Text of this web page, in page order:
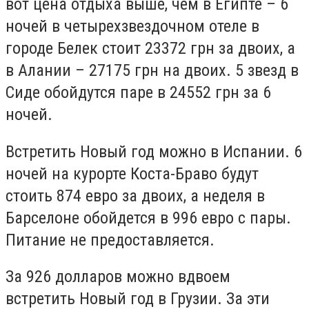
вот цена отдыха выше, чем в Египте – 6
ночей в четырехзвездочном отеле в
городе Белек стоит 23372 грн за двоих, а
в Алании – 27175 грн на двоих. 5 звезд в
Сиде обойдутся паре в 24552 грн за 6
ночей.
Встретить Новый год можно в Испании. 6
ночей на курорте Коста-Браво будут
стоить 874 евро за двоих, а неделя в
Барселоне обойдется в 996 евро с пары.
Питание не предоставляется.
За 926 долларов можно вдвоем
встретить Новый год в Грузии. За эти